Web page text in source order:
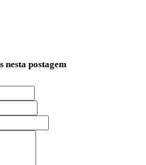
nesta postagem